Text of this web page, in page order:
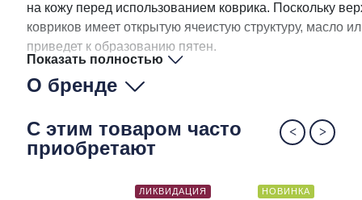
на кожу перед использованием коврика. Поскольку
ковриков имеет открытую ячеистую структуру, масло
приведет к образованию пятен.
Показать полностью
О бренде
С этим товаром часто
приобретают
ЛИКВИДАЦИЯ НОВИНКА